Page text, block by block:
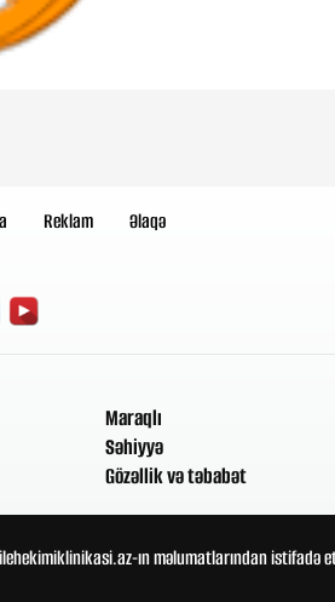
Reklam
Əlaqə
Maraqlı
Səhiyyə
Gözəllik və təbabət
ın məlumatlarından